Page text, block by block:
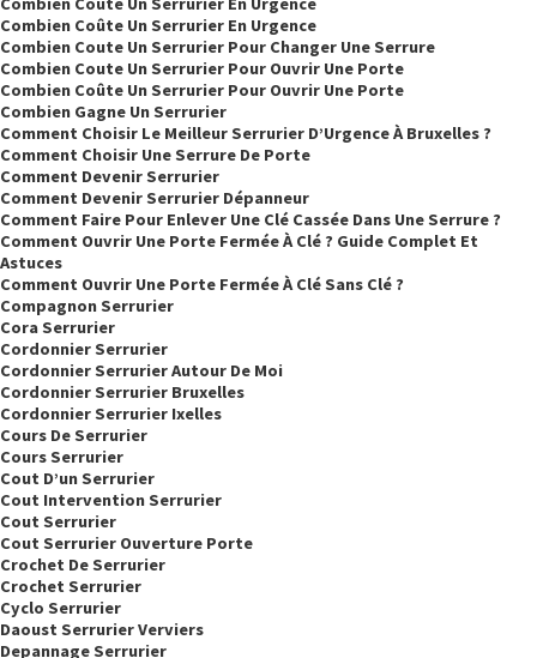
Combien Coûte Un Serrurier En Urgence
Combien Coute Un Serrurier Pour Changer Une Serrure
Combien Coute Un Serrurier Pour Ouvrir Une Porte
Combien Coûte Un Serrurier Pour Ouvrir Une Porte
Combien Gagne Un Serrurier
Comment Choisir Le Meilleur Serrurier D’Urgence À Bruxelles ?
Comment Choisir Une Serrure De Porte
Comment Devenir Serrurier
Comment Devenir Serrurier Dépanneur
Comment Faire Pour Enlever Une Clé Cassée Dans Une Serrure ?
Comment Ouvrir Une Porte Fermée À Clé ? Guide Complet Et
Astuces
Comment Ouvrir Une Porte Fermée À Clé Sans Clé ?
Compagnon Serrurier
Cora Serrurier
Cordonnier Serrurier
Cordonnier Serrurier Autour De Moi
Cordonnier Serrurier Bruxelles
Cordonnier Serrurier Ixelles
Cours De Serrurier
Cours Serrurier
Cout D’un Serrurier
Cout Intervention Serrurier
Cout Serrurier
Cout Serrurier Ouverture Porte
Crochet De Serrurier
Crochet Serrurier
Cyclo Serrurier
Daoust Serrurier Verviers
Depannage Serrurier